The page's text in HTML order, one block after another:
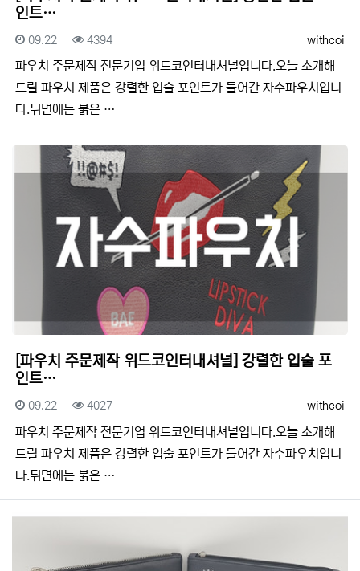
인트…
등록자
withcoi
등록일
09.22 조회
4394
​​파우치 주문제작 전문기업 위드코인터내셔널입니다.​​오늘 소개해
드릴 파우치 제품은 강렬한 입술 포인트가 들어간 자수파우치입니
다.뒤면에는 붉은 …
[파우치 주문제작 위드코인터내셔널] 강렬한 입술 포
인트…
등록자
withcoi
등록일
09.22 조회
4027
​​파우치 주문제작 전문기업 위드코인터내셔널입니다.​​오늘 소개해
드릴 파우치 제품은 강렬한 입술 포인트가 들어간 자수파우치입니
다.뒤면에는 붉은 …